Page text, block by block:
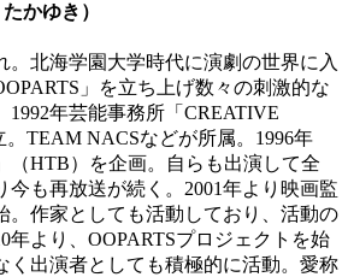
かゆき）
。北海学園大学時代に演劇の世界に入
」を立ち上げ数々の刺激的な
1992年芸能事務所「CREATIVE
。TEAM NACSなどが所属。1996年
（HTB）を企画。自らも出演して全
今も再放送が続く。2001年より映画監
。作家としても活動しており、活動の
年より、OOPARTSプロジェクトを始
く出演者としても積極的に活動。愛称